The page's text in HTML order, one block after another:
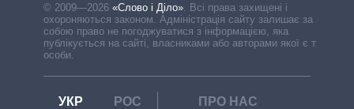
© 2009—2026 «Слово і Діло» Всі права захищені і
охороняються законом. Адміністрація сайту залишає за
собою право не погоджуватися з інформацією, яка
публікується на сайті, власниками або авторами якої є треті
особи.
УКР РОС
ПРО НАС